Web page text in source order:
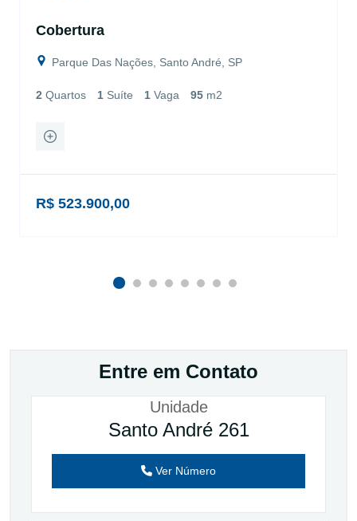
Cobertura
Parque Das Nações, Santo André, SP
2 Quartos 1 Suíte 1 Vaga 95 m2
R$ 523.900,00
Entre em Contato
Unidade
Santo André 261
Ver Número